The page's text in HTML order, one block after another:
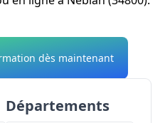
dès maintenant
Départements